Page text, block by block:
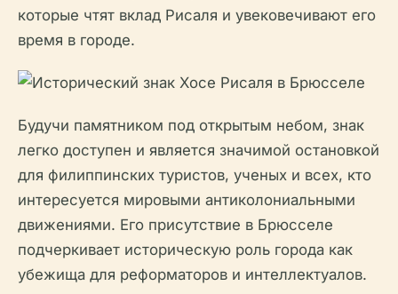
которые чтят вклад Рисаля и увековечивают его
время в городе.
Будучи памятником под открытым небом, знак
легко доступен и является значимой остановкой
для филиппинских туристов, ученых и всех, кто
интересуется мировыми антиколониальными
движениями. Его присутствие в Брюсселе
подчеркивает историческую роль города как
убежища для реформаторов и интеллектуалов.